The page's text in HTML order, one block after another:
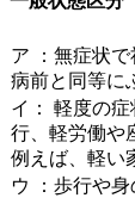
ア ：無症状
病前と同等に
イ： 軽度の
行、軽労働や
例えば、軽い
ウ ：歩行や